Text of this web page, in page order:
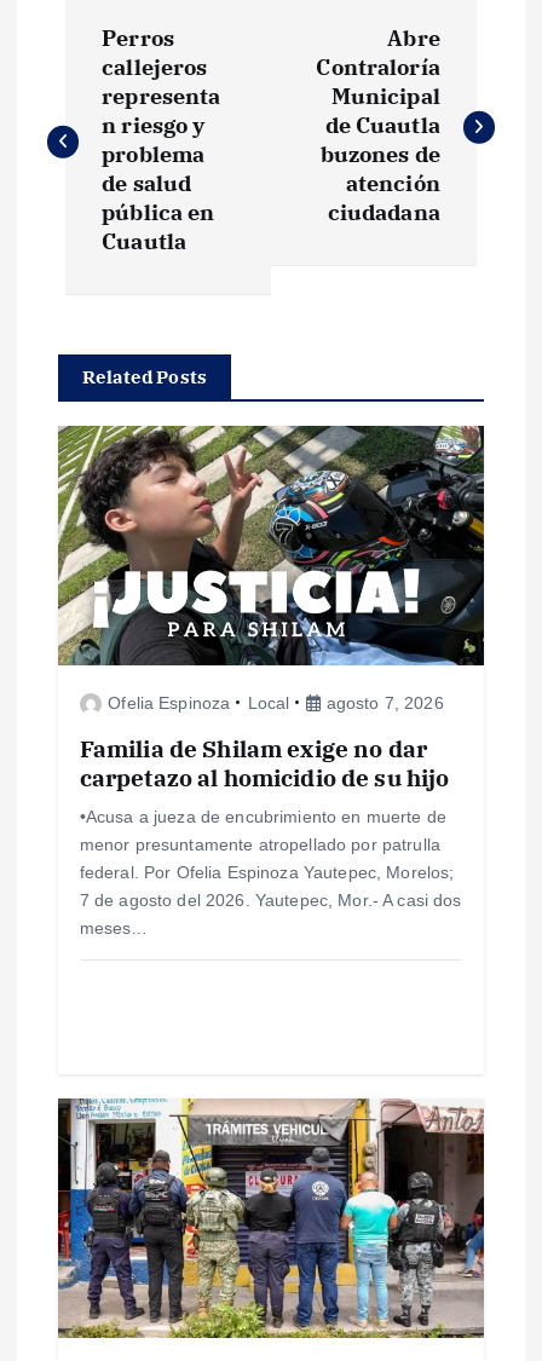
v
ó
n
d
e
a
s
Perros
callejeros
representa
n riesgo y
problema
de salud
pública en
Cuautla
Abre
Contraloría
Municipal
de Cuautla
buzones de
atención
ciudadana
Related Posts
Ofelia Espinoza Local agosto 7, 2026
Familia de Shilam exige no dar
carpetazo al homicidio de su hijo
•Acusa a jueza de encubrimiento en muerte de
menor presuntamente atropellado por patrulla
federal. Por Ofelia Espinoza Yautepec, Morelos;
7 de agosto del 2026. Yautepec, Mor.- A casi dos
meses…